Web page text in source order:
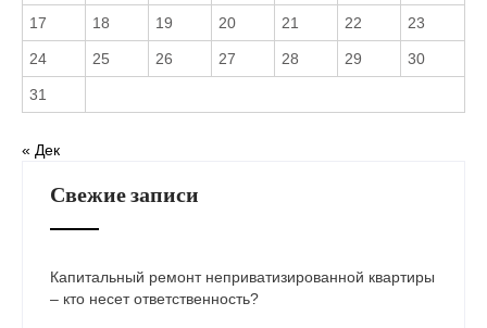
17 18 19 20 21 22 23
24 25 26 27 28 29 30
31
« Дек
Свежие записи
Капитальный ремонт неприватизированной квартиры
– кто несет ответственность?